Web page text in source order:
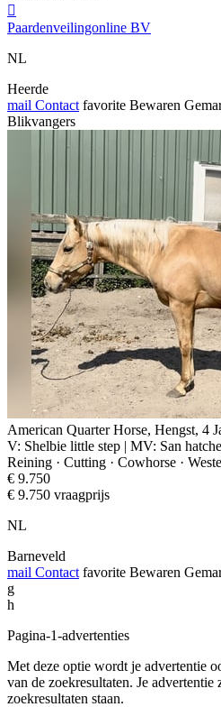

Paardenveilingonline BV
NL
Heerde
mail Contact favorite Bewaren
Blikvangers
American Quarter Horse, Hengst, 4
V: Shelbie little step | MV: San
Reining · Cutting · Cowhorse ·
€ 9.750
€ 9.750 vraagprijs
NL
Barneveld
mail Contact favorite Bewaren
g
h
Pagina-1-advertenties
Met deze optie wordt je advertentie
van de zoekresultaten. Je advertentie
zoekresultaten staan.